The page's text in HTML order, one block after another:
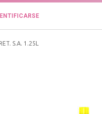
S.A. 1.25L